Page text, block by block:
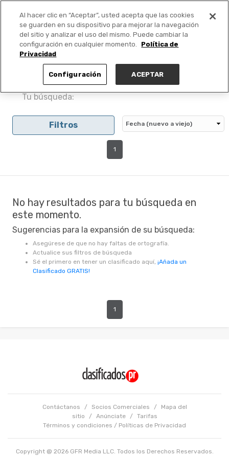
PUBLICA GRATIS +
Tu búsqueda:
Filtros
1
No hay resultados para tu búsqueda en
este momento.
Sugerencias para la expansión de su búsqueda:
Asegúrese de que no hay faltas de ortografía.
Actualice sus filtros de búsqueda
Sé el primero en tener un clasificado aquí, ¡Añada un
Clasificado GRATIS!
1
Contáctanos / Socios Comerciales /
Mapa del
sitio
/ Anúnciate /
Tarifas
Términos y condiciones / Políticas de Privacidad
Copyright @ 2026 GFR Media LLC. Todos los Derechos Reservados.
Al hacer clic en “Aceptar”, usted acepta que las cookies
se guarden en su dispositivo para mejorar la navegación
del sitio y analizar el uso del mismo. Puede cambiar la
configuración en cualquier momento.
Política de
Privacidad
Configuración ACEPTAR